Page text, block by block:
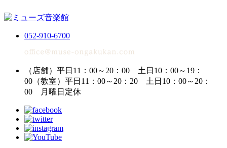
052-910-6700
（店舗）平日11：00～20：00 土日10：00～19：
00 （教室）平日11：00～20：20 土日10：00～20：
00 月曜日定休